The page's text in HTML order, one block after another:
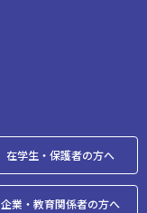
在学生・保護者の方へ
企業・教育関係者の方へ